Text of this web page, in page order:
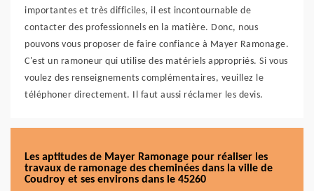
importantes et très difficiles, il est incontournable de
contacter des professionnels en la matière. Donc, nous
pouvons vous proposer de faire confiance à Mayer Ramonage.
C'est un ramoneur qui utilise des matériels appropriés. Si vous
voulez des renseignements complémentaires, veuillez le
téléphoner directement. Il faut aussi réclamer les devis.
Les aptitudes de Mayer Ramonage pour réaliser les
travaux de ramonage des cheminées dans la ville de
Coudroy et ses environs dans le 45260